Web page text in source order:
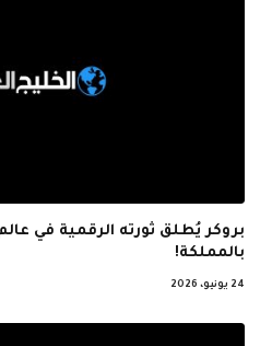
بروكر يُطلق ثورته الرقمية في
بالمملكة!
24 يونيو، 2026